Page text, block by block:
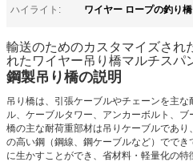
ハイライト:
ワイヤー ロープの釣り橋
輸送のためのカスタマイズされ
れたワイヤー吊り橋マルチスパ
鋼製吊り橋の説明
吊り橋は、引張ケーブルやチェーンを主
ル、ケーブルタワー、アンカーボルト、
橋の主な耐荷重部材は吊りケーブルであ
の高い鋼（鋼線、鋼ケーブルなど）でで
に生かすことができ、省材料・軽量化の